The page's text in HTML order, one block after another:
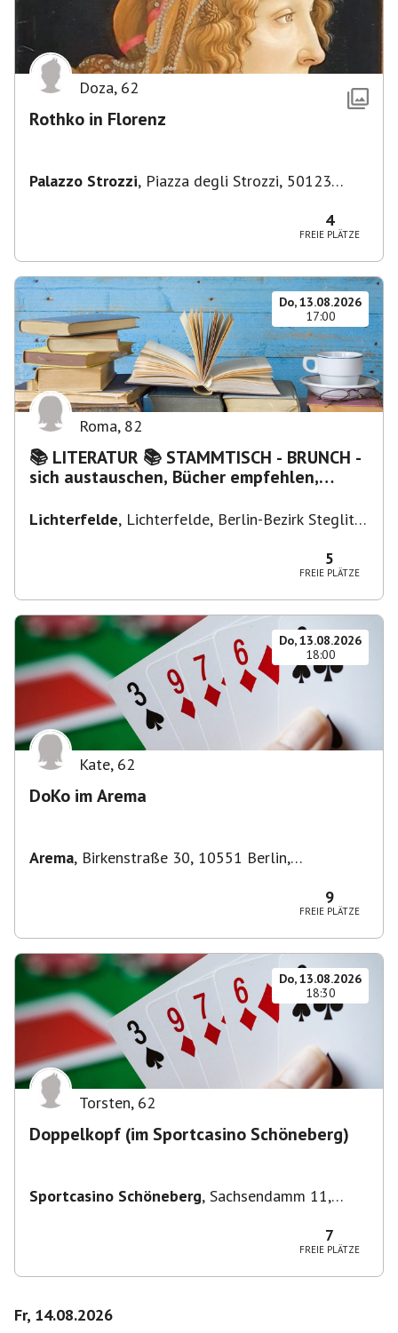
Doza, 62
Rothko in Florenz
Palazzo Strozzi, Piazza degli Strozzi, 50123
4
FREIE PLÄTZE
Do, 13.08.2026
17:00
Roma, 82
📚 LITERATUR 📚 STAMMTISCH - BRUNCH -
sich austauschen, Bücher empfehlen,
Lichterfelde, Lichterfelde, Berlin-Bezirk Steglitz-
5
FREIE PLÄTZE
Do, 13.08.2026
18:00
Kate, 62
DoKo im Arema
Arema, Birkenstraße 30, 10551 Berlin,
9
FREIE PLÄTZE
Do, 13.08.2026
18:30
Torsten, 62
Doppelkopf (im Sportcasino Schöneberg)
Sportcasino Schöneberg, Sachsendamm 11,
7
FREIE PLÄTZE
Fr, 14.08.2026